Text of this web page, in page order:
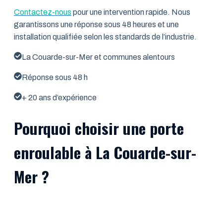
Contactez-nous pour une intervention rapide. Nous
garantissons une réponse sous 48 heures et une
installation qualifiée selon les standards de l’industrie.
La Couarde-sur-Mer et communes alentours
Réponse sous 48 h
+ 20 ans d’expérience
Pourquoi choisir une porte
enroulable à La Couarde-sur-
Mer ?